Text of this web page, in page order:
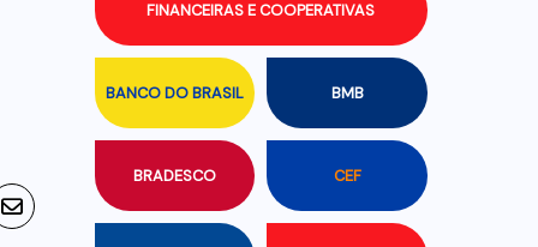
BANCO DO BRASIL BMB
BRADESCO CEF
FINANCEIRAS E COOPERATIVAS